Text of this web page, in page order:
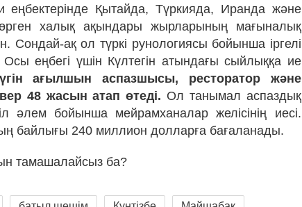
Қытайда, Түркияда, Иранда және
халық ақындары жырларының мағыналық
Сондай-ақ ол түркі рунологиясы бойынша іргелі
еңбегі үшін Күлтегін атындағы сыйлыққа ие
ағылшын аспазшысы, ресторатор және
48 жасын атап өтеді. Ол танымал аспаздық
әлем бойынша мейрамханалар желісінің иесі.
байлығы 240 миллион долларға бағаланады.
тамашалайсыз ба?